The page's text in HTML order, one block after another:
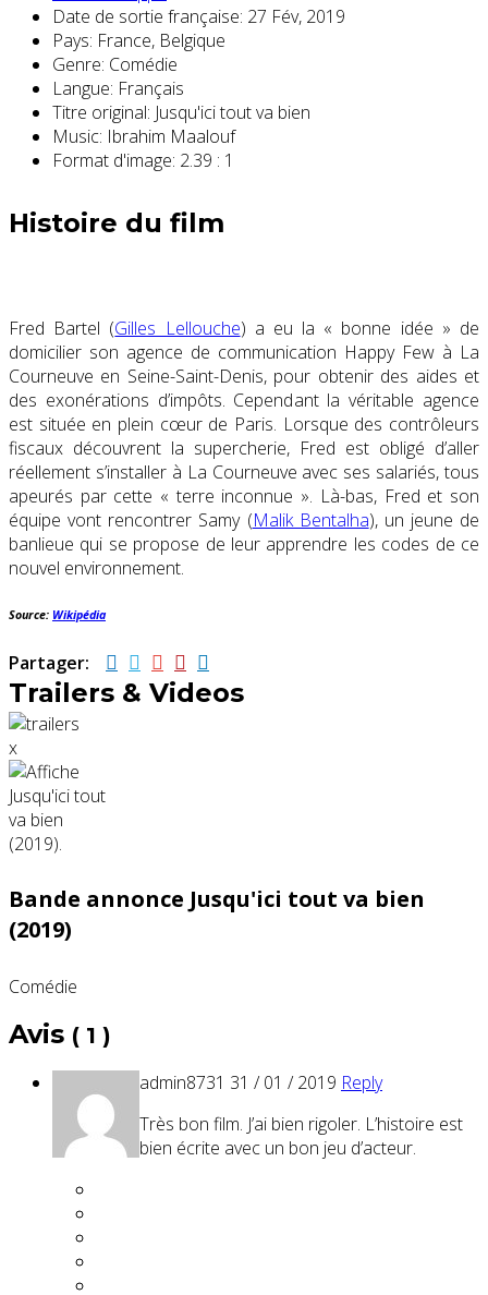
Date de sortie française: 27 Fév, 2019
Pays: France, Belgique
Genre: Comédie
Langue: Français
Titre original: Jusqu'ici tout va bien
Music: Ibrahim Maalouf
Format d'image: 2.39 : 1
Histoire du film
Fred Bartel (Gilles Lellouche) a eu la « bonne idée » de
domicilier son agence de communication Happy Few à La
Courneuve en Seine-Saint-Denis, pour obtenir des aides et
des exonérations d’impôts. Cependant la véritable agence
est située en plein cœur de Paris. Lorsque des contrôleurs
fiscaux découvrent la supercherie, Fred est obligé d’aller
réellement s’installer à La Courneuve avec ses salariés, tous
apeurés par cette « terre inconnue ». Là-bas, Fred et son
équipe vont rencontrer Samy (Malik Bentalha), un jeune de
banlieue qui se propose de leur apprendre les codes de ce
nouvel environnement.
Source: Wikipédia
Partager:
Trailers & Videos
x
Bande annonce Jusqu'ici tout va bien
(2019)
Comédie
Avis ( 1 )
admin8731 31 / 01 / 2019 Reply
Très bon film. J’ai bien rigoler. L’histoire est
bien écrite avec un bon jeu d’acteur.